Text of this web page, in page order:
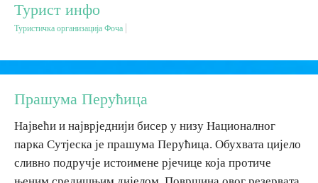
Сеоски туризам
Омладински туризам
Дестинације
Списак дестинација
Мапа дестинација
Турист инфо
Туристичка организација Фоча
Прашума Перућица
Највећи и најврједнији бисер у низу Националног
парка Сутјеска је прашума Перућица. Обухвата цијело
сливно подручје истоимене рјечице која протиче